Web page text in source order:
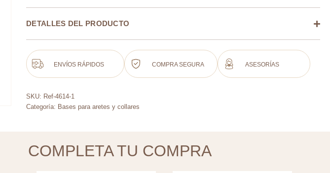
DETALLES DEL PRODUCTO
ENVÍOS RÁPIDOS COMPRA SEGURA ASESORÍAS
SKU: Ref-4614-1
Categoría: Bases para aretes y collares
COMPLETA TU COMPRA